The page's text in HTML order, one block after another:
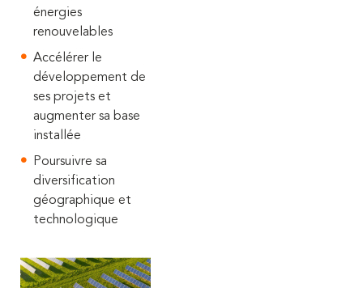
énergies
renouvelables
Accélérer le
développement de
ses projets et
augmenter sa base
installée
Poursuivre sa
diversification
géographique et
technologique